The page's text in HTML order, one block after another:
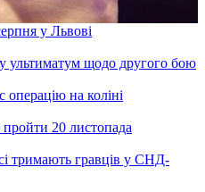
у Львові
ультиматум щодо другого бою
на коліні
20 листопада
тримають гравців у СНД-